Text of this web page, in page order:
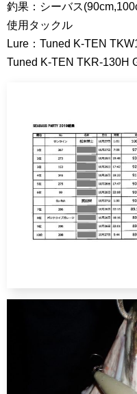
釣果：シーバス
使用タックル
Lure：Tuned K-TEN
Tuned K-TEN TKR-130H